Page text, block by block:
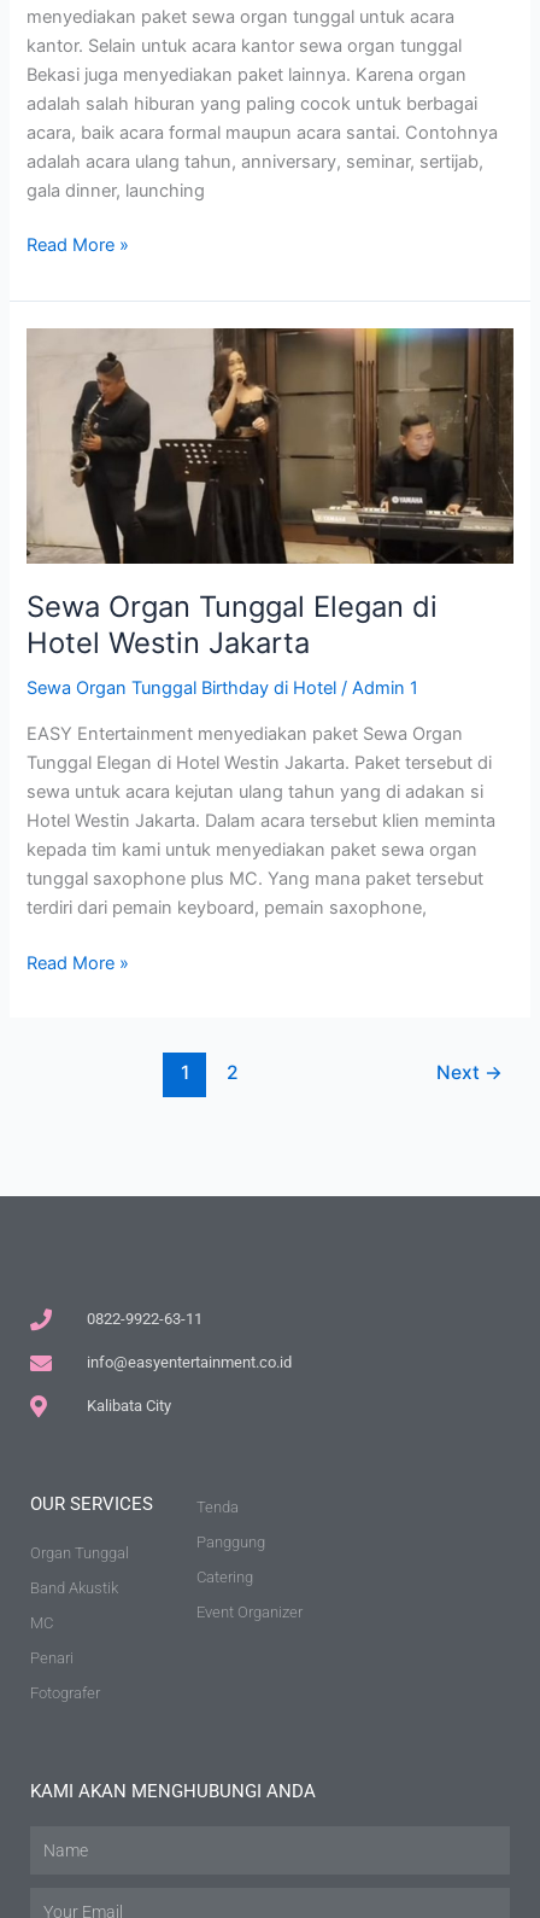
menyediakan paket sewa organ tunggal untuk acara
kantor. Selain untuk acara kantor sewa organ tunggal
Bekasi juga menyediakan paket lainnya. Karena organ
adalah salah hiburan yang paling cocok untuk berbagai
acara, baik acara formal maupun acara santai. Contohnya
adalah acara ulang tahun, anniversary, seminar, sertijab,
gala dinner, launching
Read More »
Sewa Organ Tunggal Elegan di
Hotel Westin Jakarta
Sewa Organ Tunggal Birthday di Hotel /Admin 1
EASY Entertainment menyediakan paket Sewa Organ
Tunggal Elegan di Hotel Westin Jakarta. Paket tersebut di
sewa untuk acara kejutan ulang tahun yang di adakan si
Hotel Westin Jakarta. Dalam acara tersebut klien meminta
kepada tim kami untuk menyediakan paket sewa organ
tunggal saxophone plus MC. Yang mana paket tersebut
terdiri dari pemain keyboard, pemain saxophone,
Tunggal
Elegan
Westin
Jakarta
Read More »
1 2 Next →
0822-9922-63-11
info@easyentertainment.co.id
Kalibata City
OUR SERVICES
Organ Tunggal
Band Akustik
MC
Penari
Fotografer
Tenda
Panggung
Catering
Event Organizer
KAMI AKAN MENGHUBUNGI ANDA